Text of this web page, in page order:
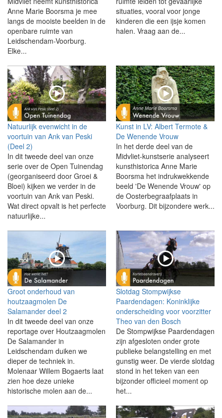
Anne Marie Boorsma je mee
langs de mooiste beelden in de
openbare ruimte van
Leidschendam-Voorburg.
Elke...
situaties, vooral voor jonge
kinderen die een ijsje komen
halen. Vraag aan de...
Natuurlijk evenwicht in de
voortuin van Ank van Peski
(Deel 2)
In dit tweede deel van onze
serie over de Open Tuinendag
(georganiseerd door Groei &
Bloei) kijken we verder in de
voortuin van Ank van Peski.
Wat direct opvalt is het perfecte
natuurlijke...
Kunst in LV: Albert Termote &
De Wenende Vrouw
In het derde deel van de
Midvliet-kunstserie analyseert
kunsthistorica Anne Marie
Boorsma het indrukwekkende
beeld 'De Wenende Vrouw' op
de Oosterbegraafplaats in
Voorburg. Dit bijzondere werk...
Groot onderhoud van
houtzaagmolen De
Salamander deel 2
In dit tweede deel van onze
reportage over Houtzaagmolen
De Salamander in
Leidschendam duiken we
dieper de techniek in.
Molenaar Willem Bogaerts laat
zien hoe deze unieke
historische molen aan de...
Slotdag Stompwijkse
Paardendagen: Koninklijke
onderscheiding voor voorzitter
Theo van den Bosch
De Stompwijkse Paardendagen
zijn afgesloten onder grote
publieke belangstelling en met
gunstig weer. De vierde slotdag
stond in het teken van een
bijzonder officieel moment op
het...